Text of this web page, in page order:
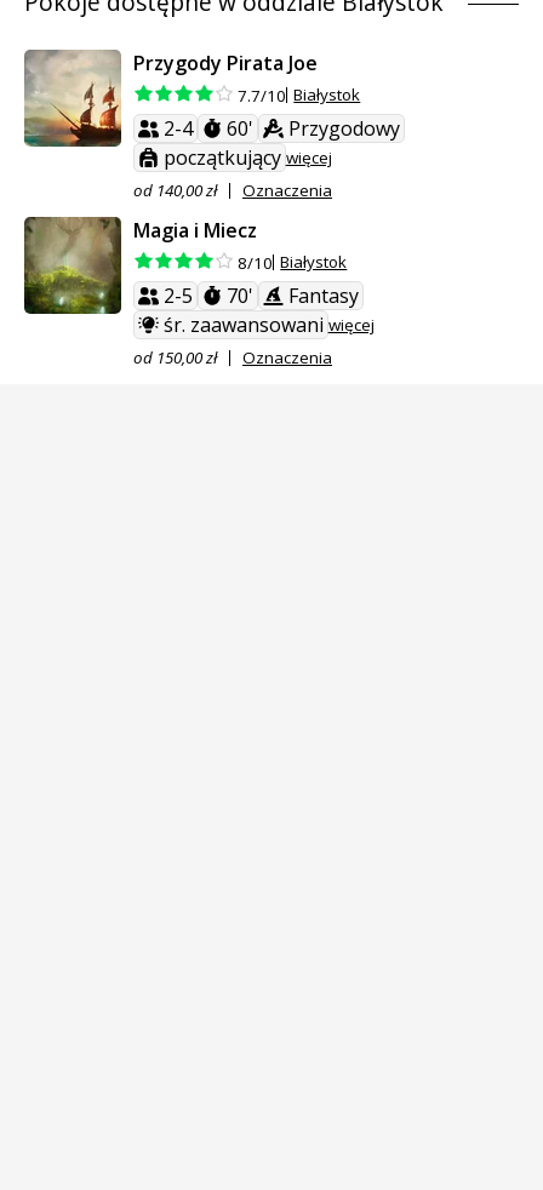
Przygody Pirata Joe
7.7/10 Białystok
2-4 60'
Przygodowy
początkujący więcej
od 140,00 zł
Oznaczenia
Magia i Miecz
8/10 Białystok
2-5 70'
Fantasy
śr. zaawansowani więcej
od 150,00 zł
Oznaczenia